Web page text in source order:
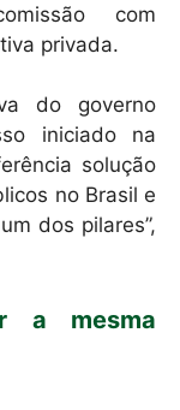
com
privada.
do governo
iniciado na
solução
no Brasil e
dos pilares”,
a mesma